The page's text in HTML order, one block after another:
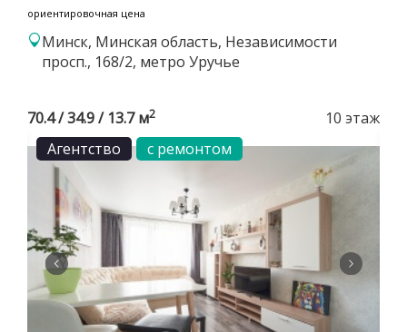
ориентировочная цена
Минск, Минская область, Независимости
просп., 168/2, метро Уручье
70.4 / 34.9 / 13.7 м2
10 этаж
Агентство
с ремонтом